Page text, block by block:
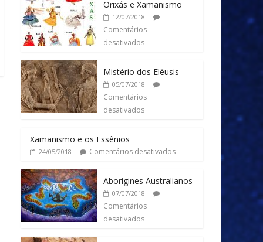
Orixás e Xamanismo
12/07/2018
Comentários
desativados
Mistério dos Elêusis
05/07/2018
Comentários
desativados
Xamanismo e os Essênios
24/05/2018 Comentários desativados
Aborigines Australianos
07/07/2018
Comentários
desativados